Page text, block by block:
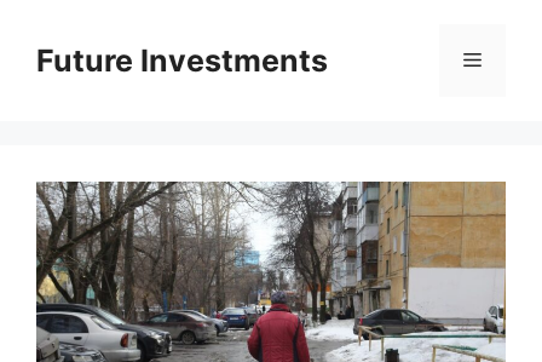
вмістуFuture Investments Меню